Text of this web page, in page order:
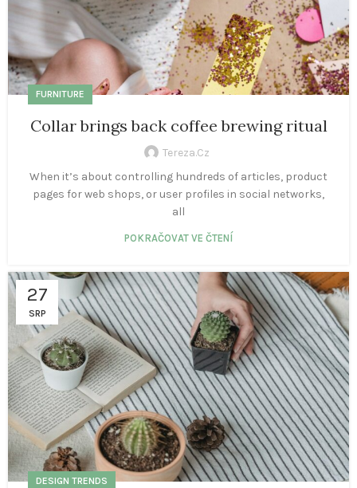
FURNITURE
Collar brings back coffee brewing ritual
Tereza.cz
When it’s about controlling hundreds of articles, product
pages for web shops, or user profiles in social networks,
all
POKRAČOVAT VE ČTENÍ
27
SRP
DESIGN TRENDS